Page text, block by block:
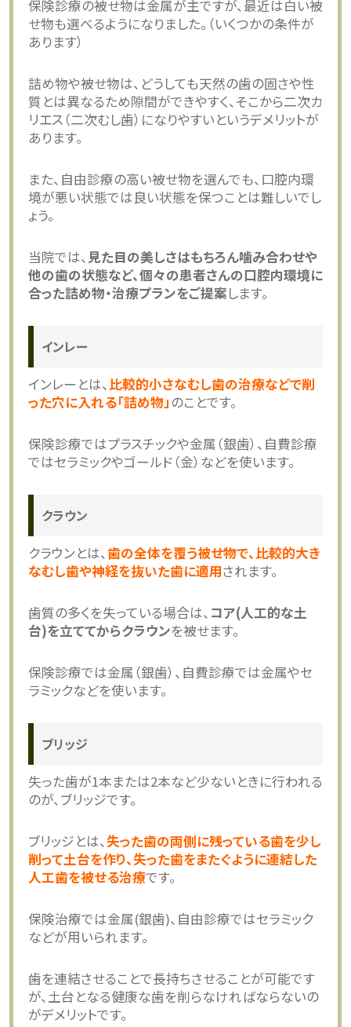
保険診療の被せ物は金属が主ですが、最近は白い被
せ物も選べるようになりました。（いくつかの条件が
あります）
詰め物や被せ物は、どうしても天然の歯の固さや性
質とは異なるため隙間ができやすく、そこから二次カ
リエス（二次むし歯）になりやすいというデメリットが
あります。
また、自由診療の高い被せ物を選んでも、口腔内環
境が悪い状態では良い状態を保つことは難しいでし
ょう。
当院では、見た目の美しさはもちろん噛み合わせや
他の歯の状態など、個々の患者さんの口腔内環境に
合った詰め物・治療プランをご提案します。
インレー
インレーとは、比較的小さなむし歯の治療などで削
った穴に入れる「詰め物」 のことです。
保険診療ではプラスチックや金属（銀歯）、自費診療
ではセラミックやゴールド（金）などを使います。
クラウン
クラウンとは、歯の全体を覆う被せ物で、比較的大き
なむし歯や神経を抜いた歯に適用されます。
歯質の多くを失っている場合は、 コア(人工的な土
台)を立ててからクラウンを被せます。
保険診療では金属（銀歯）、自費診療では金属やセ
ラミックなどを使います。
ブリッジ
失った歯が1本または2本など少ないときに行われる
のが、ブリッジです。
ブリッジとは、失った歯の両側に残っている歯を少し
削って土台を作り、失った歯をまたぐように連結した
人工歯を被せる治療です。
保険治療では金属(銀歯)、自由診療ではセラミック
などが用いられます。
歯を連結させることで長持ちさせることが可能です
が、土台となる健康な歯を削らなければならないの
がデメリットです。